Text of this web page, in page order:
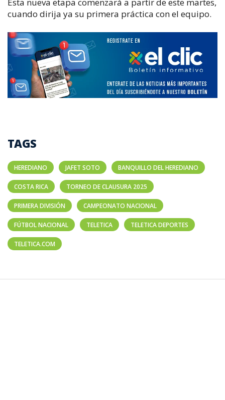
cuando dirija ya su primera práctica con el equipo.
TAGS
HEREDIANO JAFET SOTO BANQUILLO DEL HEREDIANO
COSTA RICA TORNEO DE CLAUSURA 2025
PRIMERA DIVISIÓN CAMPEONATO NACIONAL
FÚTBOL NACIONAL TELETICA TELETICA DEPORTES
TELETICA.COM